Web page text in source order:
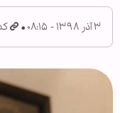
۳ آذر ۱۳۹۸ - ۰۸:۱۵